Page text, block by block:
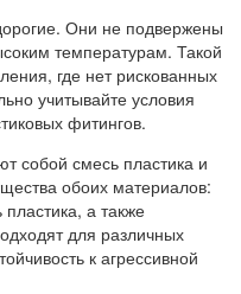
Они не подвержены
температурам. Такой
где нет рискованных
учитывайте условия
фитингов.
собой смесь пластика и
обоих материалов:
пластика, а также
для различных
к агрессивной